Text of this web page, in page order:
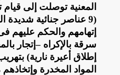
المعنية توصلت إلى
(9 عناصر جنائية
إتهامهم والحكم عليهم
سرقة بالإكراه –إتجار
إطلاق أعيرة نارية)
المواد المخدرة